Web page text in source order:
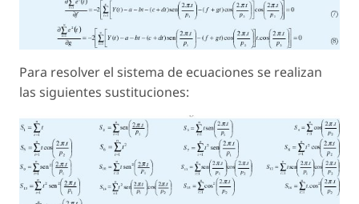
Para resolver el sistema de ecuaciones se realizan
las siguientes sustituciones: